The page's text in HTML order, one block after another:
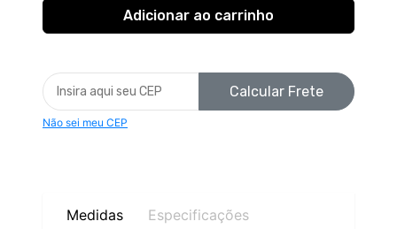
Calcular Frete
Não sei meu CEP
Medidas Especificações